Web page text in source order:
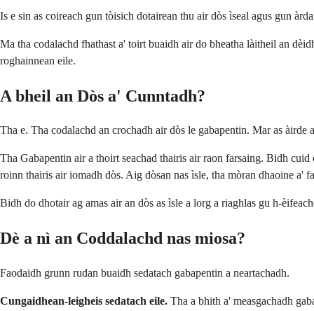
Is e sin as coireach gun tòisich dotairean thu air dòs ìseal agus gun
Ma tha codalachd fhathast a' toirt buaidh air do bheatha làitheil an
roghainnean eile.
A bheil an Dòs a' Cunntadh?
Tha e. Tha codalachd an crochadh air dòs le gabapentin. Mar as
Tha Gabapentin air a thoirt seachad thairis air raon farsaing. Bidh
roinn thairis air iomadh dòs. Aig dòsan nas ìsle, tha mòran dhaoine a'
Bidh do dhotair ag amas air an dòs as ìsle a lorg a riaghlas gu h-
Dè a nì an Coddalachd nas miosa?
Faodaidh grunn rudan buaidh sedatach gabapentin a neartachadh.
Cungaidhean-leigheis sedatach eile. Tha a bhith a' measgachadh